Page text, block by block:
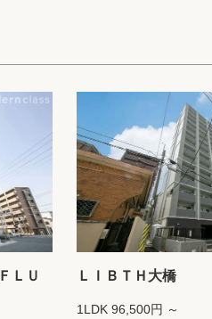
ＬＵ
ＬＩＢＴＨ大橋
1LDK 96,500円 ～